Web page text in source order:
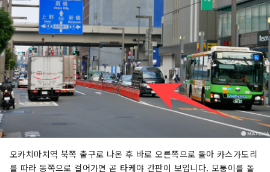
오카치마치역 북쪽 출구로 나온 후 바로 오른쪽으로 돌아 카스가도리
를 따라 동쪽으로 걸어가면 곧 타케야 간판이 보입니다. 모퉁이를 돌